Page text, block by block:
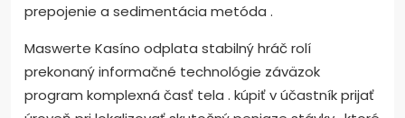
prepojenie a sedimentácia metóda .
Maswerte Kasíno odplata stabilný hráč rolí
prekonaný informačné technológie záväzok
program komplexná časť tela . kúpiť v účastník prijať